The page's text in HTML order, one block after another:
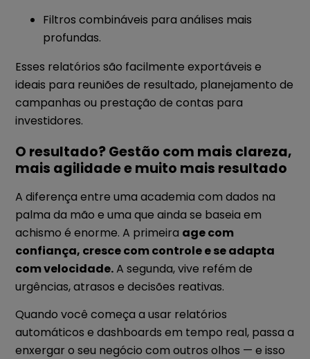
Filtros combináveis para análises mais
profundas.
Esses relatórios são facilmente exportáveis e
ideais para reuniões de resultado, planejamento de
campanhas ou prestação de contas para
investidores.
O resultado? Gestão com mais clareza,
mais agilidade e muito mais resultado
A diferença entre uma academia com dados na
palma da mão e uma que ainda se baseia em
achismo é enorme. A primeira age com
confiança, cresce com controle e se adapta
com velocidade.A segunda, vive refém de
urgências, atrasos e decisões reativas.
Quando você começa a usar relatórios
automáticos e dashboards em tempo real, passa a
enxergar o seu negócio com outros olhos — e isso